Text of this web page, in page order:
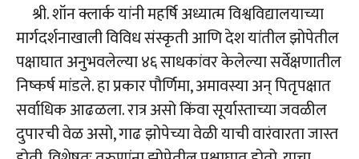
श्री. शॉन क्लार्क यांनी महर्षि अध्यात्म विश्वविद्यालयाच्या
मार्गदर्शनाखाली विविध संस्कृती आणि देश यांतील झोपेतील
पक्षाघात अनुभवलेल्या ४६ साधकांवर केलेल्या सर्वेक्षणातील
निष्कर्ष मांडले. हा प्रकार पौर्णिमा, अमावस्या अन् पितृपक्षात
सर्वाधिक आढळला. रात्र असो किंवा सूर्यास्ताच्या जवळील
दुपारची वेळ असो, गाढ झोपेच्या वेळी याची वारंवारता जास्त